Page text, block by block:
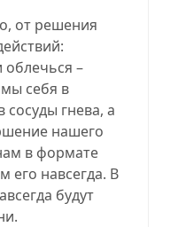
от решения
облечься –
себя в
гнева, а
нашего
в формате
его навсегда. В
будут